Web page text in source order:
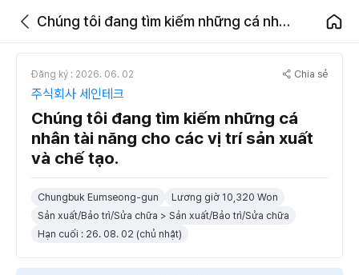
Chúng tôi đang tìm kiếm những cá nhân tài năng cho các vị trí sản xuất và chế tạo.
Đăng ký : 2026. 06. 02 Chia sẻ
주식회사 세인테크
Chúng tôi đang tìm kiếm những cá
nhân tài năng cho các vị trí sản xuất
và chế tạo.
Chungbuk Eumseong-gun
Lương giờ 10,320 Won
Sản xuất/Bảo trì/Sửa chữa > Sản xuất/Bảo trì/Sửa chữa
Hạn cuối : 26. 08. 02 (chủ nhật)